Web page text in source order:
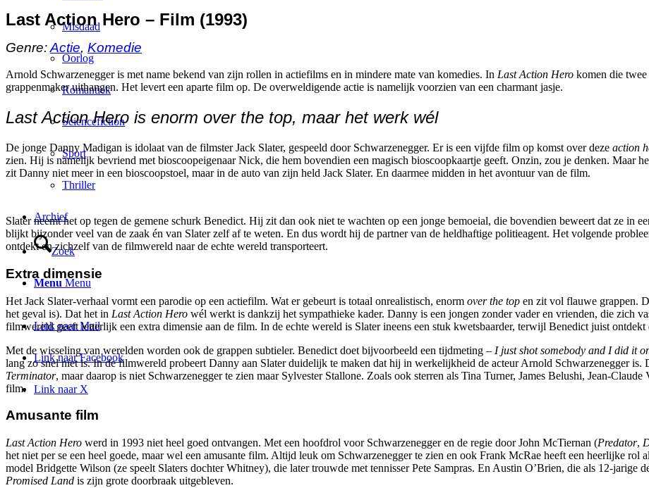
Misdaad
Oorlog
Romantiek
Sciencefiction
Sport
Thriller
Archief
Zoek
Menu Menu
Link naar Mail
Link naar Facebook
Link naar X
Last Action Hero – Film (1993)
Genre:Actie, Komedie
Arnold Schwarzenegger is met name bekend van zijn rollen in actiefilms en in mindere mate van komedies. In Last Action Hero komen die twee
grappenmaker uithangen. Het levert een aparte film op. De overweldigende actie is namelijk voorzien van een charmant jasje.
Last Action Hero is enorm over the top, maar het werk wél
De jonge Danny Madigan is idolaat van de filmster Jack Slater, gespeeld door Schwarzenegger. Er is een vijfde film op komst over deze action
zien. Hij is namelijk bevriend met bioscoopeigenaar Nick, die hem bovendien een magisch bioscoopkaartje geeft. Onzin, zou je denken. Maar
zit Danny niet meer in een bioscoopstoel, maar in de auto van zijn held Jack Slater. En daarmee midden in het avontuur van de film.
Slater neemt het op tegen de gemene schurk Benedict. Hij zit dan ook niet te wachten op een jonge bemoeial, die bovendien beweert dat ze in
blijkt bijzonder veel van de zaak én van Slater zelf af te weten. En dus wordt hij de partner van de heldhaftige politieagent. Het volgende
ontdekt en zichzelf van de filmwereld naar de echte wereld transporteert.
Extra dimensie
Het Jack Slater-verhaal vormt een parodie op een actiefilm. Wat er gebeurt is totaal onrealistisch, enorm over the top en zit vol flauwe grappen.
het geval is). Dat het in Last Action Hero wél werkt is dankzij het sympathieke kader. Danny is een jongen zonder vader en vrienden, die zich
filmwereld geeft letterlijk een extra dimensie aan de film. In de echte wereld is Slater ineens een stuk kwetsbaarder, terwijl Benedict juist
Met de wisseling van werelden worden ook de grappen subtieler. Benedict doet bijvoorbeeld een tijdmeting – I just shot somebody and I did it
lang zo snel niet is. In de filmwereld probeert Danny aan Slater duidelijk te maken dat hij in werkelijkheid de acteur Arnold Schwarzenegger
Terminator, maar daarop is niet Schwarzenegger te zien maar Sylvester Stallone. Zoals ook sterren als Tina Turner, James Belushi, Jean-
film.
Amusante film
Last Action Hero werd in 1993 niet heel goed ontvangen. Met een hoofdrol voor Schwarzenegger en de regie door John McTiernan (Predator,
het niet per se een heel goede, maar wel een amusante film. Altijd leuk om Schwarzenegger te zien en ook Frank McRae heeft een heerlijke rol
model Bridgette Wilson (ze speelt Slaters dochter Whitney), die later trouwde met tennisser Pete Sampras. En Austin O’Brien, die als 12-jarige
Promised Land is zijn grote doorbraak uitgebleven.